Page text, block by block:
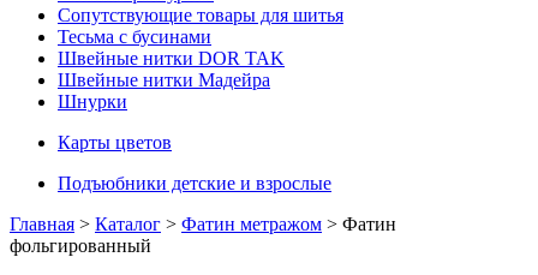
Сопутствующие товары для шитья
Тесьма с бусинами
Швейные нитки DOR TAK
Швейные нитки Мадейра
Шнурки
Карты цветов
Подъюбники детские и взрослые
Главная > Каталог > Фатин метражом > Фатин
фольгированный